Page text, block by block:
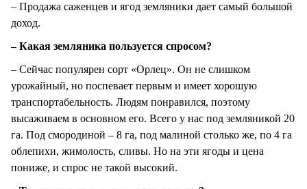
– Продажа саженцев и ягод земляники дает самый большой
доход.
– Какая земляника пользуется спросом?
– Сейчас популярен сорт «Орлец». Он не слишком
урожайный, но поспевает первым и имеет хорошую
транспортабельность. Людям понравился, поэтому
высаживаем в основном его. Всего у нас под земляникой 20
га. Под смородиной – 8 га, под малиной столько же, по 4 га
облепихи, жимолость, сливы. Но на эти ягоды и цена
пониже, и спрос не такой высокий.